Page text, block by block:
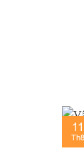
11
Th8